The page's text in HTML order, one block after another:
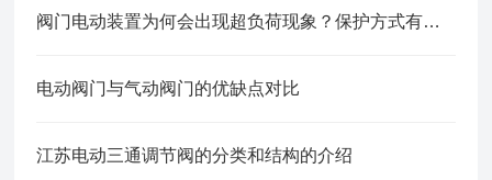
阀门电动装置为何会出现超负荷现象？保护方式有哪些？
电动阀门与气动阀门的优缺点对比
江苏电动三通调节阀的分类和结构的介绍